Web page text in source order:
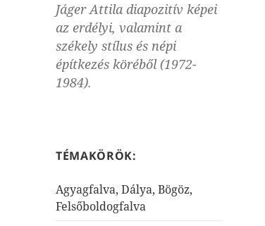
Jáger Attila diapozitív képei
az erdélyi, valamint a
székely stílus és népi
építkezés köréből (1972-
1984).
TÉMAKÖRÖK:
Agyagfalva, Dálya, Bögöz,
Felsőboldogfalva